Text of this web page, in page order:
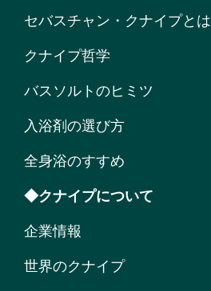
セバスチャン・クナイプとは
クナイプ哲学
バスソルトのヒミツ
入浴剤の選び方
全身浴のすすめ
◆クナイプについて
企業情報
世界のクナイプ